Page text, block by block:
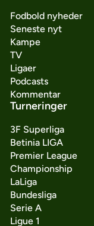
Fodbold nyheder
Seneste nyt
Kampe
TV
Ligaer
Podcasts
Kommentar
Turneringer
3F Superliga
Betinia LIGA
Premier League
Championship
LaLiga
Bundesliga
Serie A
Ligue 1